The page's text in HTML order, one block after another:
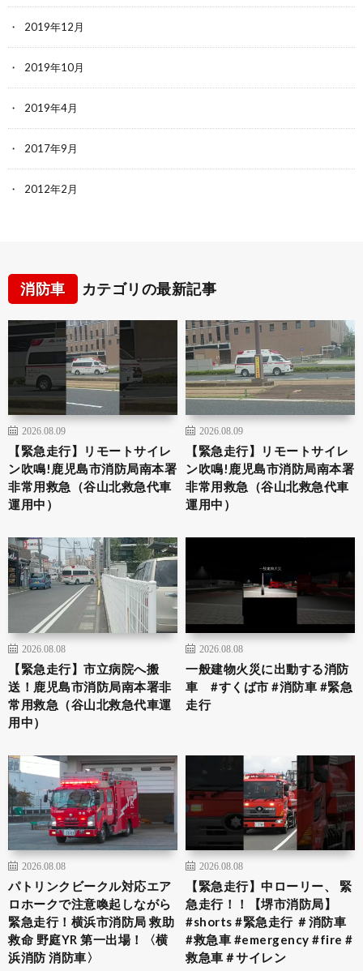
2019年12月
2019年10月
2019年4月
2017年9月
2012年2月
消防車 カテゴリの最新記事
2026.08.09
【緊急走行】リモートサイレ
ン吹鳴!鹿児島市消防局南本署
非常用救急（谷山北救急代車
運用中）
2026.08.09
【緊急走行】リモートサイレ
ン吹鳴!鹿児島市消防局南本署
非常用救急（谷山北救急代車
運用中）
2026.08.08
【緊急走行】市立病院へ搬
送！鹿児島市消防局南本署非
常用救急（谷山北救急代車運
用中）
2026.08.08
一般建物火災に出動する消防
車 #すくば市 #消防車 #緊急
走行
2026.08.08
パトリンクビークル対応エア
ロホークで注意喚起しながら
緊急走行！横浜市消防局 救助
救命 野庭YR 第一出場！〈横
浜消防 消防車〉
2026.08.08
【緊急走行】中ローリー、 緊
急走行！！【堺市消防局】
#shorts #緊急走行 ＃消防車
#救急車 #emergency #fire #
救急車＃サイレン